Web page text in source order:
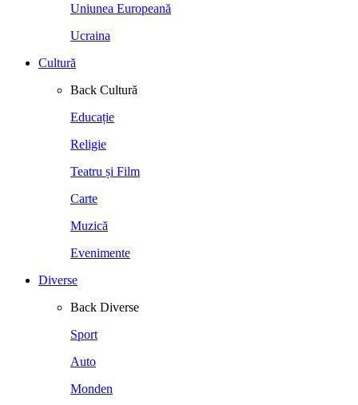
Uniunea Europeană
Ucraina
Cultură
Back Cultură
Educație
Religie
Teatru și Film
Carte
Muzică
Evenimente
Diverse
Back Diverse
Sport
Auto
Monden